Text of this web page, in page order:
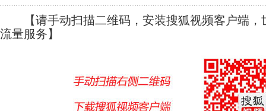
【请手动扫描二维码，安装搜狐视频客户端，
流量服务】